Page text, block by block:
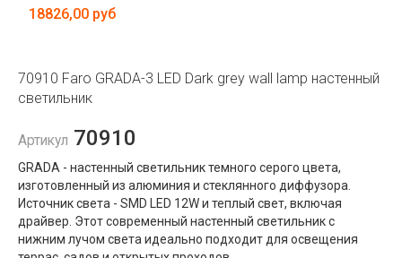
18826,00 руб
70910 Faro GRADA-3 LED Dark grey wall lamp настенный
светильник
Артикул 70910
GRADA - настенный светильник темного серого цвета,
изготовленный из алюминия и стеклянного диффузора.
Источник света - SMD LED 12W и теплый свет, включая
драйвер. Этот современный настенный светильник с
нижним лучом света идеально подходит для освещения